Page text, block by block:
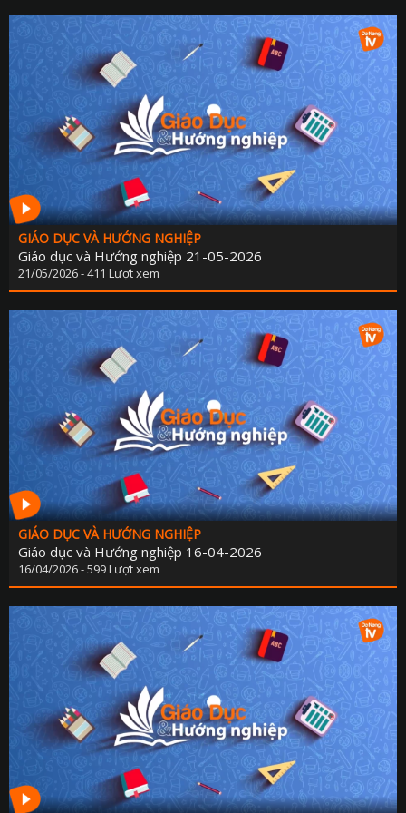
PHÁP
QUỐC
CHÍNH SÁCH - VĂN BẢN
THỂ
VĂN HÓA - GIẢI
Y TẾ - GIÁO
GÓP Ý DỰ THẢO LUẬT ĐẤT ĐAI (SỬA
TIẾNG DÂN TỘC THIỂU
DÂN TỘC VÀ MIỀN NÚI TIẾNG CƠ
CHUYÊN MỤC THÔNG BÁO - QUẢNG
BẢNG GIÁ QUẢNG
ĐẤU THẦU, MUA SẮM
KẾ HOẠCH PHÁT TRIỂN
LỊCH CƠ
TIN
THÔNG BÁO - TUYỂN
THÔNG TIN BÁO
GIÁO DỤC VÀ HƯỚNG NGHIỆP
Giáo dục và Hướng nghiệp 21-05-2026
21/05/2026 - 411 Lượt xem
GIÁO DỤC VÀ HƯỚNG NGHIỆP
Giáo dục và Hướng nghiệp 16-04-2026
16/04/2026 - 599 Lượt xem